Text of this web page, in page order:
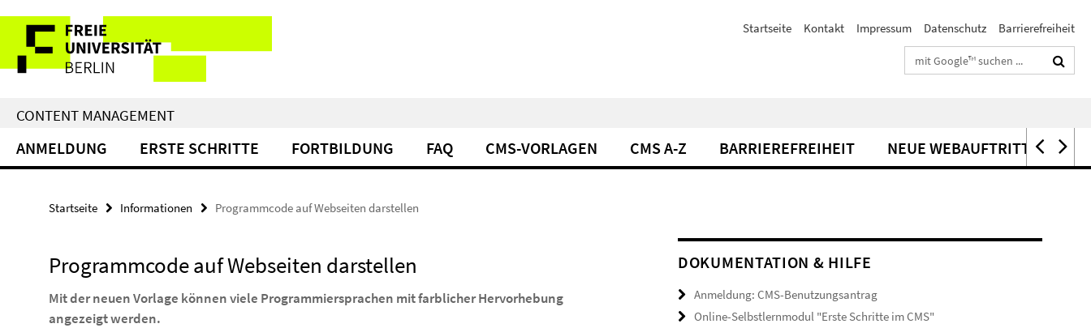
Service-
Navigation
Startseite Kontakt Impressum Datenschutz
Barrierefreiheit
Suchbegriffe
CONTENT MANAGEMENT
ANMELDUNG ERSTE SCHRITTE FORTBILDUNG FAQ CMS-VORLAGEN CMS A-Z BARRIEREFREIHEIT NEUE WEBAUFTRITTE
Startseite Informationen Programmcode auf Webseiten darstellen
Programmcode auf Webseiten darstellen
Mit der neuen Vorlage können viele Programmiersprachen mit farblicher Hervorhebung
angezeigt werden.
DOKUMENTATION & HILFE
Anmeldung: CMS-Benutzungsantrag
Online-Selbstlernmodul "Erste Schritte im CMS"